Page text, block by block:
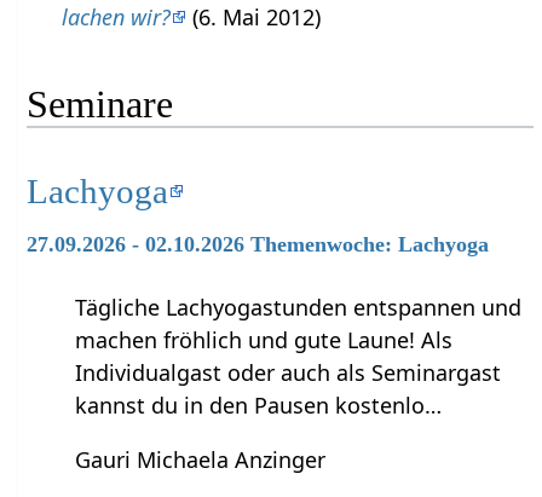
lachen wir?
(6. Mai 2012)
Seminare
Lachyoga
27.09.2026 - 02.10.2026 Themenwoche: Lachyoga
Tägliche Lachyogastunden entspannen und
machen fröhlich und gute Laune! Als
Individualgast oder auch als Seminargast
kannst du in den Pausen kostenlo…
Gauri Michaela Anzinger